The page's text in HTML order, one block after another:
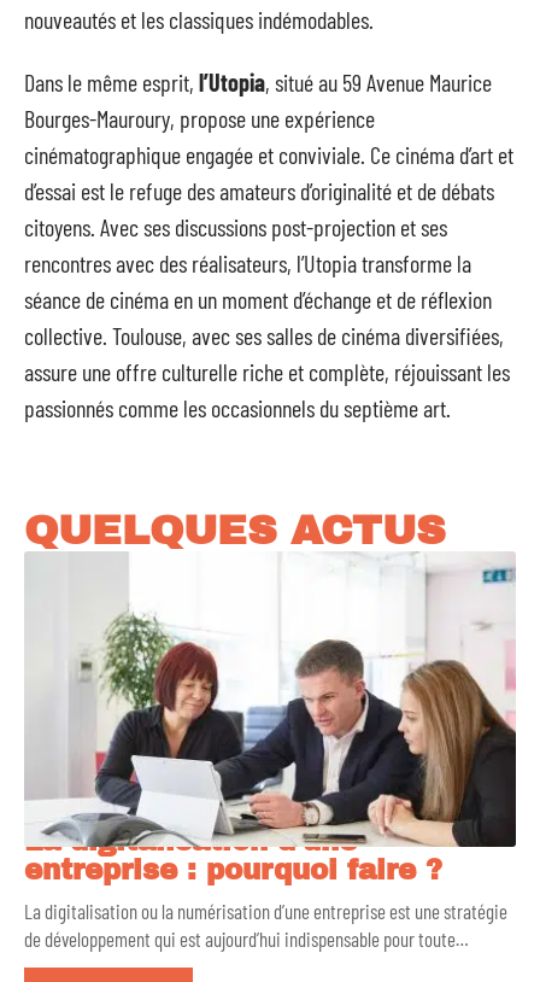
nouveautés et les classiques indémodables.
Dans le même esprit, l’Utopia, situé au 59 Avenue Maurice
Bourges-Mauroury, propose une expérience
cinématographique engagée et conviviale. Ce cinéma d’art et
d’essai est le refuge des amateurs d’originalité et de débats
citoyens. Avec ses discussions post-projection et ses
rencontres avec des réalisateurs, l’Utopia transforme la
séance de cinéma en un moment d’échange et de réflexion
collective. Toulouse, avec ses salles de cinéma diversifiées,
assure une offre culturelle riche et complète, réjouissant les
passionnés comme les occasionnels du septième art.
QUELQUES ACTUS
La digitalisation d’une
entreprise : pourquoi faire ?
La digitalisation ou la numérisation d’une entreprise est une stratégie
de développement qui est aujourd’hui indispensable pour toute…